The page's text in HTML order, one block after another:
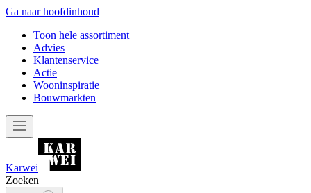
Ga naar hoofdinhoud
Toon hele assortiment
Advies
Klantenservice
Actie
Wooninspiratie
Bouwmarkten
Karwei
Zoeken